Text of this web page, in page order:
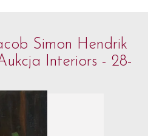
Simon Hendrik
Interiors - 28-